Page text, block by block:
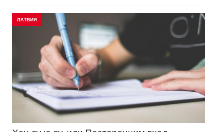
ЛАТВИЯ